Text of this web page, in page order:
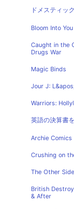
ドメスティッ
Bloom Into
Caught in the
Drugs War
Magic Binds
Jour J:
Warriors:
英語の決算書
Archie
Crushing on
The Other
British
& After